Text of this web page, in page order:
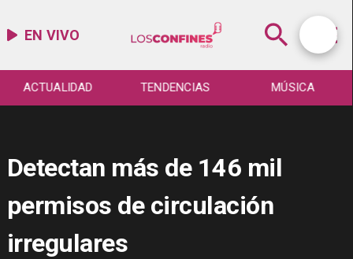
EN VIVO
ACTUALIDAD TENDENCIAS MÚSICA
Detectan más de 146 mil
permisos de circulación
irregulares